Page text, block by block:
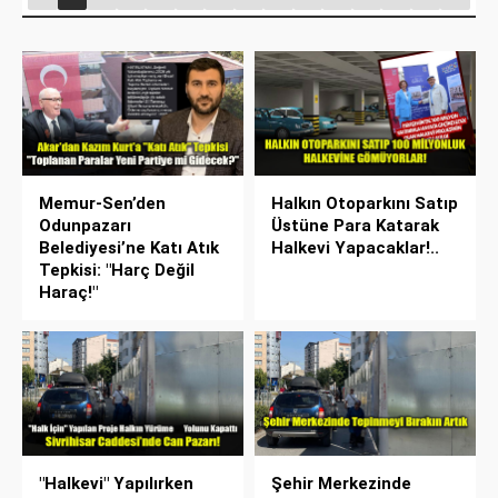
Memur-Sen’den
Odunpazarı
Belediyesi’ne Katı Atık
Tepkisi: "Harç Değil
Haraç!"
Halkın Otoparkını Satıp
Üstüne Para Katarak
Halkevi Yapacaklar!..
"Halkevi" Yapılırken
Şehir Merkezinde